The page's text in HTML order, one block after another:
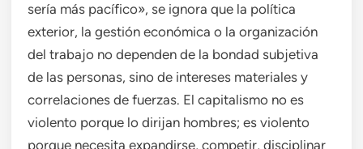
sería más pacífico», se ignora que la política
exterior, la gestión económica o la organización
del trabajo no dependen de la bondad subjetiva
de las personas, sino de intereses materiales y
correlaciones de fuerzas. El capitalismo no es
violento porque lo dirijan hombres; es violento
porque necesita expandirse, competir, disciplinar